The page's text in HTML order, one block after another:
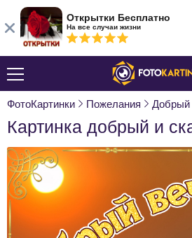
ФотоКартинки Пожелания Добрый
Картинка добрый и
Открытки Бесплатно
На все случаи жизни